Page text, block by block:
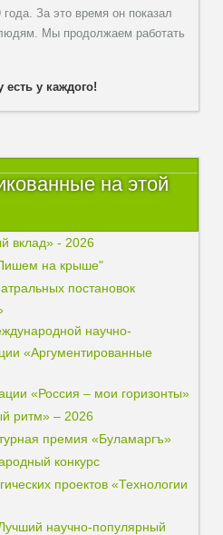
За это время он показал
Мы продолжаем работать
у каждого!
на этой
вклад» - 2026
на крыше"
постановок
научно-
«Аргументированные
«Россия – мои горизонты»
ритм» – 2026
премия «Буламаргъ»
конкурс
проектов «Технологии
научно-популярный